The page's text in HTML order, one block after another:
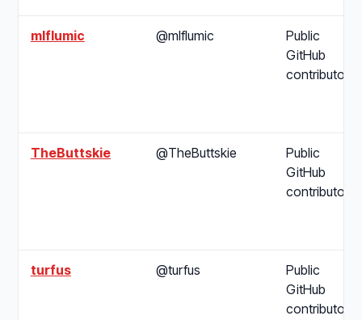
mlflumic @mlflumic
Public
GitHub
contributor
TheButtskie @TheButtskie
Public
GitHub
contributor
turfus @turfus
Public
GitHub
contributor